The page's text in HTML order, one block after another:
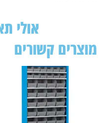
אולי
קשורים